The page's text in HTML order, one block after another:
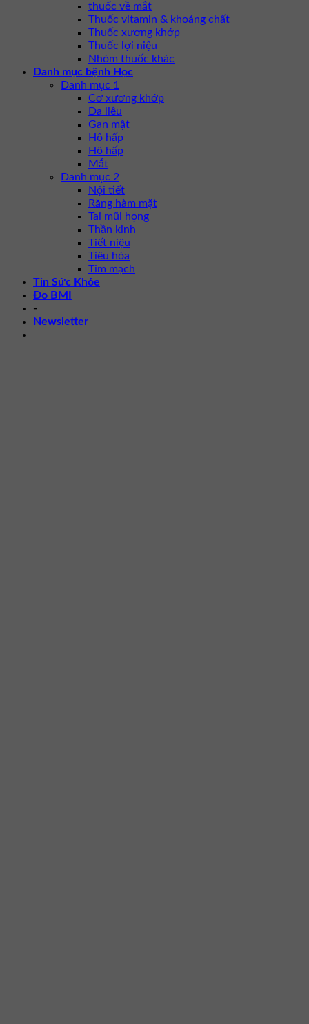
thuốc về mắt
Thuốc vitamin & khoáng chất
Thuốc xương khớp
Thuốc lợi niệu
Nhóm thuốc khác
Danh mục bệnh Học
Danh mục 1
Cơ xương khớp
Da liễu
Gan mật
Hô hấp
Hô hấp
Mắt
Danh mục 2
Nội tiết
Răng hàm mặt
Tai mũi họng
Thần kinh
Tiết niệu
Tiêu hóa
Tim mạch
Tin Sức Khỏe
Đo BMI
-
Newsletter